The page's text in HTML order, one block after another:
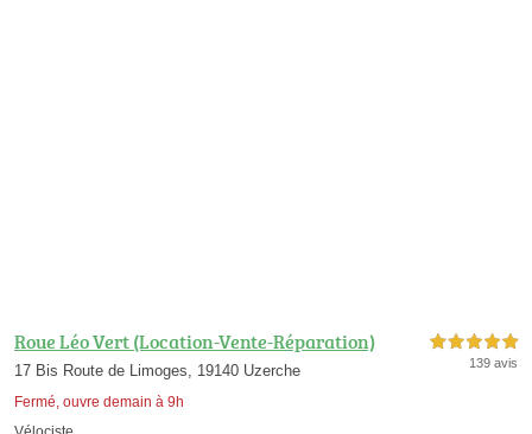
Roue Léo Vert (Location-Vente-Réparation)
17 Bis Route de Limoges, 19140 Uzerche
Fermé, ouvre demain à 9h
5,0 étoiles sur 5
139 avis